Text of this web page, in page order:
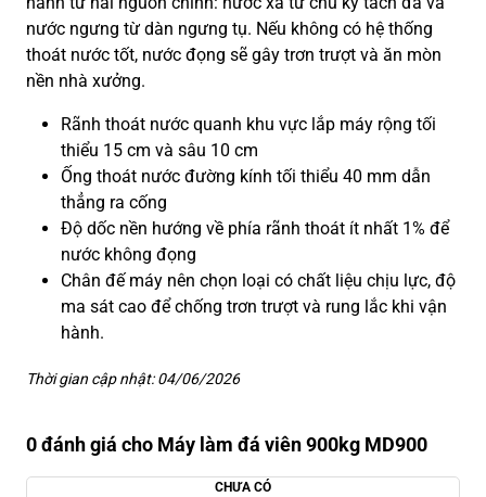
nước ngưng từ dàn ngưng tụ. Nếu không có hệ thống
thoát nước tốt, nước đọng sẽ gây trơn trượt và ăn mòn
nền nhà xưởng.
Rãnh thoát nước quanh khu vực lắp máy rộng tối
thiểu 15 cm và sâu 10 cm
Ống thoát nước đường kính tối thiểu 40 mm dẫn
thẳng ra cống
Độ dốc nền hướng về phía rãnh thoát ít nhất 1% để
nước không đọng
Chân đế máy nên chọn loại có chất liệu chịu lực, độ
ma sát cao để chống trơn trượt và rung lắc khi vận
hành.
Thời gian cập nhật: 04/06/2026
0 đánh giá cho Máy làm đá viên 900kg MD900
CHƯA CÓ